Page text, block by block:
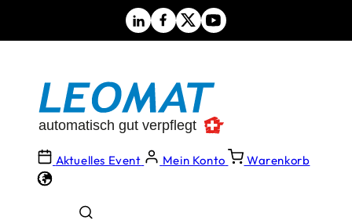
Aktuelles Event Mein Konto Warenkorb